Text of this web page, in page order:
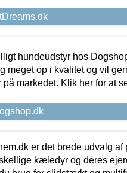
hundeudstyr hos
meget op i kvalitet og vil
på markedet. Klik her for at
er det brede udvalg af
kæledyr og deres